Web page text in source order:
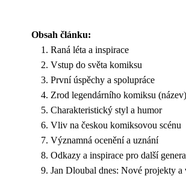
Obsah článku:
Raná léta a inspirace
Vstup do světa komiksu
První úspěchy a spolupráce
Zrod legendárního komiksu (název)
Charakteristický styl a humor
Vliv na českou komiksovou scénu
Významná ocenění a uznání
Odkazy a inspirace pro další
Jan Dloubal dnes: Nové projekty a